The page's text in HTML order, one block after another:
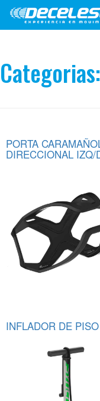
Categorias:
PORTA
DIRECCIONAL IZQ/
INFLADOR DE